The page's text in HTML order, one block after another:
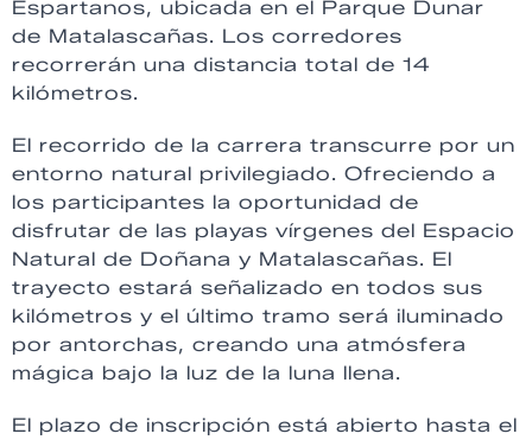
Espartanos, ubicada en el Parque Dunar
de Matalascañas. Los corredores
recorrerán una distancia total de 14
kilómetros.
El recorrido de la carrera transcurre por un
entorno natural privilegiado. Ofreciendo a
los participantes la oportunidad de
disfrutar de las playas vírgenes del Espacio
Natural de Doñana y Matalascañas. El
trayecto estará señalizado en todos sus
kilómetros y el último tramo será iluminado
por antorchas, creando una atmósfera
mágica bajo la luz de la luna llena.
El plazo de inscripción está abierto hasta el